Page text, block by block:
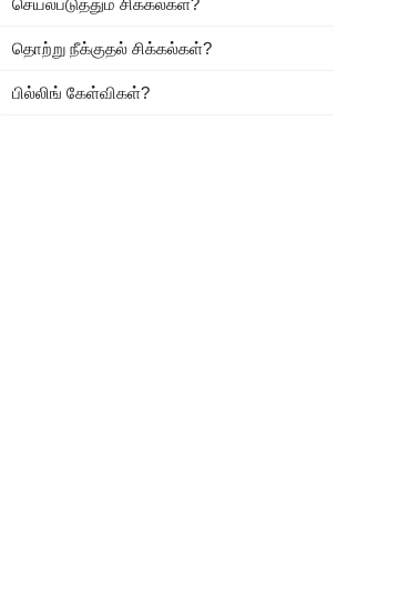
செயல்படுத்தும் சிக்கல்கள்?
தொற்று நீக்குதல் சிக்கல்கள்?
பில்லிங் கேள்விகள்?